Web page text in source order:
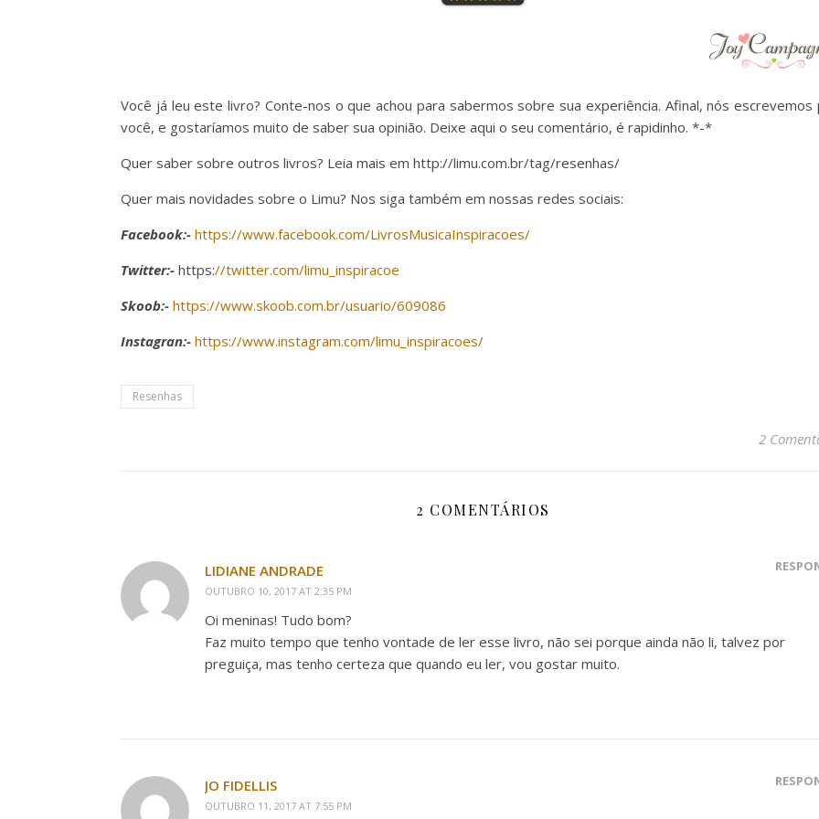
Você já leu este livro? Conte-nos o que achou para sabermos sobre sua experiência. Afinal, nós escrevemos
você, e gostaríamos muito de saber sua opinião. Deixe aqui o seu comentário, é rapidinho. *-*
Quer saber sobre outros livros? Leia mais em http://limu.com.br/tag/resenhas/
Quer mais novidades sobre o Limu? Nos siga também em nossas redes sociais:
Facebook:- https://www.facebook.com/LivrosMusicaInspiracoes/
Twitter:- https://twitter.com/limu_inspiracoe
Skoob:- https://www.skoob.com.br/usuario/609086
Instagran:- https://www.instagram.com/limu_inspiracoes/
Resenhas
2
2 COMENTÁRIOS
LIDIANE ANDRADE
OUTUBRO 10, 2017 AT 2:35 PM
Oi meninas! Tudo bom?
Faz muito tempo que tenho vontade de ler esse livro, não sei porque ainda não li, talvez por
preguiça, mas tenho certeza que quando eu ler, vou gostar muito.
JO FIDELLIS
OUTUBRO 11, 2017 AT 7:55 PM